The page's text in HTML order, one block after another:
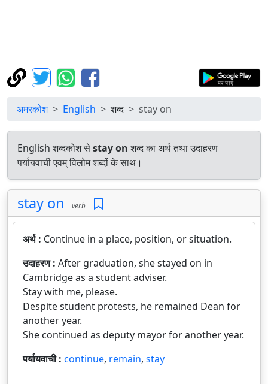
अमरकोश English शब्द stay on
English शब्दकोश सेstay onशब्द का अर्थ तथा उदाहरण
पर्यायवाची एवम् विलोम शब्दों के साथ।
stay on verb
अर्थ : Continue in a place, position, or situation.
उदाहरण : After graduation, she stayed on in
Cambridge as a student adviser.
Stay with me, please.
Despite student protests, he remained Dean for
another year.
She continued as deputy mayor for another year.
पर्यायवाची : continue, remain, stay